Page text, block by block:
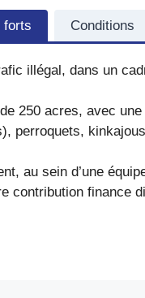
forts Conditions
illégal, dans un
250 acres, avec
perroquets,
au sein d’une
contribution finance